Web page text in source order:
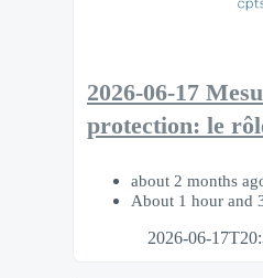
2026-06-17
protection: le
about 2 months
About 1 hour and
2026-06-